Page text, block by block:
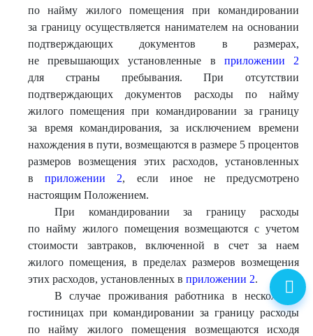
по найму жилого помещения при командировании
за границу осуществляется нанимателем на основании
подтверждающих документов в размерах,
не превышающих установленные в приложении 2
для страны пребывания. При отсутствии
подтверждающих документов расходы по найму
жилого помещения при командировании за границу
за время командирования, за исключением времени
нахождения в пути, возмещаются в размере 5 процентов
размеров возмещения этих расходов, установленных
вприложении 2, если иное не предусмотрено
настоящим Положением.
При командировании за границу расходы
по найму жилого помещения возмещаются с учетом
стоимости завтраков, включенной в счет за наем
жилого помещения, в пределах размеров возмещения
этих расходов, установленных в приложении 2.
В случае проживания работника в нескольких
гостиницах при командировании за границу расходы
по найму жилого помещения возмещаются исходя